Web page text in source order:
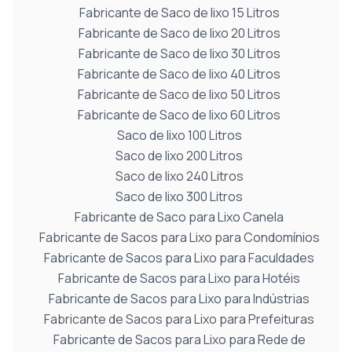
Fabricante de Saco de lixo 15 Litros
Fabricante de Saco de lixo 20 Litros
Fabricante de Saco de lixo 30 Litros
Fabricante de Saco de lixo 40 Litros
Fabricante de Saco de lixo 50 Litros
Fabricante de Saco de lixo 60 Litros
Saco de lixo 100 Litros
Saco de lixo 200 Litros
Saco de lixo 240 Litros
Saco de lixo 300 Litros
Fabricante de Saco para Lixo Canela
Fabricante de Sacos para Lixo para Condomínios
Fabricante de Sacos para Lixo para Faculdades
Fabricante de Sacos para Lixo para Hotéis
Fabricante de Sacos para Lixo para Indústrias
Fabricante de Sacos para Lixo para Prefeituras
Fabricante de Sacos para Lixo para Rede de